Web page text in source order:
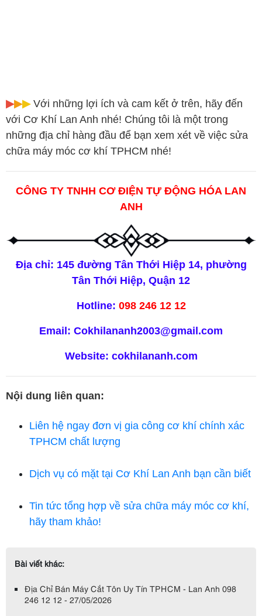
▶︎▶︎▶︎Với những lợi ích và cam kết ở trên, hãy đến
với Cơ Khí Lan Anh nhé! Chúng tôi là một trong
những địa chỉ hàng đầu để bạn xem xét về việc sửa
chữa máy móc cơ khí TPHCM nhé!
CÔNG TY TNHH CƠ ĐIỆN TỰ ĐỘNG HÓA LAN
ANH
Địa chỉ: 145 đường Tân Thới Hiệp 14, phường
Tân Thới Hiệp, Quận 12
Hotline: 098 246 12 12
Email: Cokhilananh2003@gmail.com
Website: cokhilananh.com
Nội dung liên quan:
Liên hệ ngay đơn vị gia công cơ khí chính xác
TPHCM chất lượng
Dịch vụ có mặt tại Cơ Khí Lan Anh bạn cần biết
Tin tức tổng hợp về sửa chữa máy móc cơ khí,
hãy tham khảo!
Bài viết khác:
Địa Chỉ Bán Máy Cắt Tôn Uy Tín TPHCM - Lan Anh 098
246 12 12 - 27/05/2026